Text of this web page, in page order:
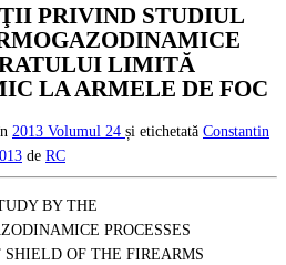
PRIVIND STUDIUL
LIMITĂ
LA ARMELE DE FOC
2013 Volumul 24 și etichetată Constantin
de RC
BY THE
PROCESSES
OF THE FIREARMS